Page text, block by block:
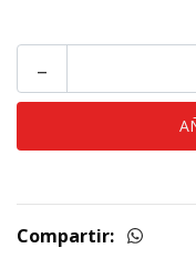
-
Compartir: